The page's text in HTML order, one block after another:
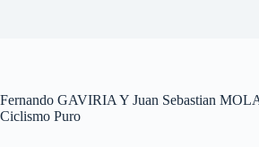
Fernando GAVIRIA Y Juan Sebastian
Ciclismo Puro